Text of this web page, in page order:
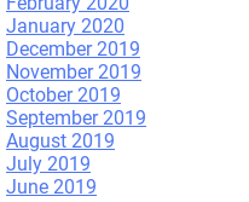
January 2020
December 2019
November 2019
October 2019
September 2019
August 2019
July 2019
June 2019